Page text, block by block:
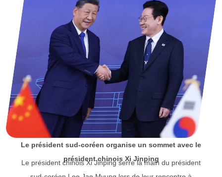
Le président sud-coréen organise un sommet avec le
président chinois Xi Jinping
Le président chinois Xi Jinping serre la main du président